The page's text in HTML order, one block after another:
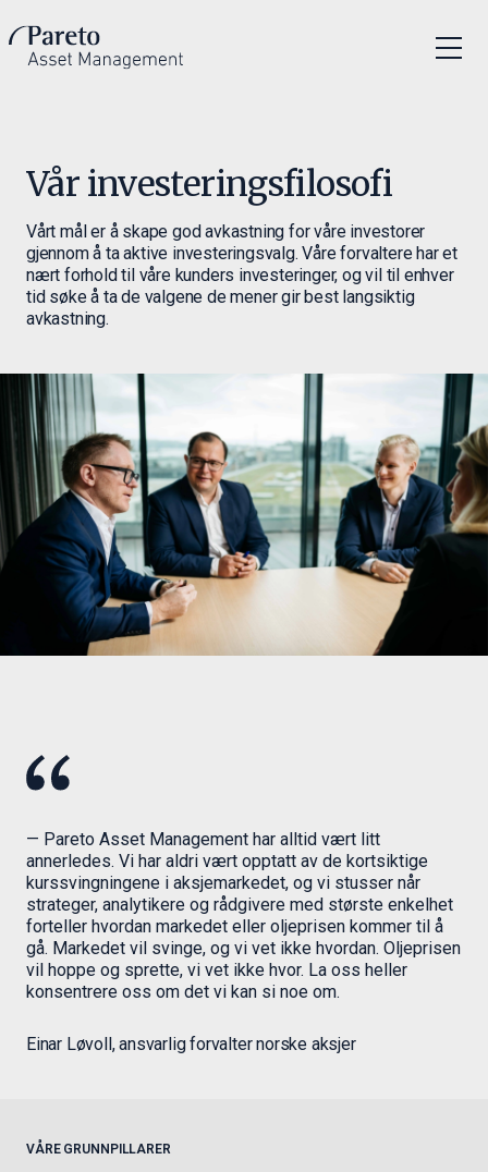
Vår investeringsfilosofi
Vårt mål er å skape god avkastning for våre investorer
gjennom å ta aktive investeringsvalg. Våre forvaltere har et
nært forhold til våre kunders investeringer, og vil til enhver
tid søke å ta de valgene de mener gir best langsiktig
avkastning.
— Pareto Asset Management har alltid vært litt
annerledes. Vi har aldri vært opptatt av de kortsiktige
kurssvingningene i aksjemarkedet, og vi stusser når
strateger, analytikere og rådgivere med største enkelhet
forteller hvordan markedet eller oljeprisen kommer til å
gå. Markedet vil svinge, og vi vet ikke hvordan. Oljeprisen
vil hoppe og sprette, vi vet ikke hvor. La oss heller
konsentrere oss om det vi kan si noe om.
Einar Løvoll, ansvarlig forvalter norske aksjer
VÅRE GRUNNPILLARER